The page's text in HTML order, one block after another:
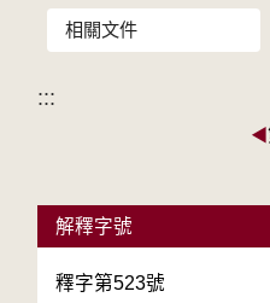
相關文件
:::
◀
解釋字號
釋字第523號